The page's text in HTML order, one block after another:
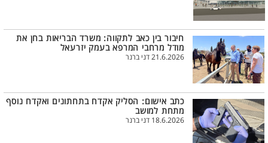
חיבור בין כאב לתקווה: משרד הבריאות בחן את
מודל מרחבי המרפא בעמק יזרעאל
21.6.2026 דני ברנר
כתב אישום: הסליק אקדח בתחתונים ואקדח נוסף
מתחת למושב
18.6.2026 דני ברנר